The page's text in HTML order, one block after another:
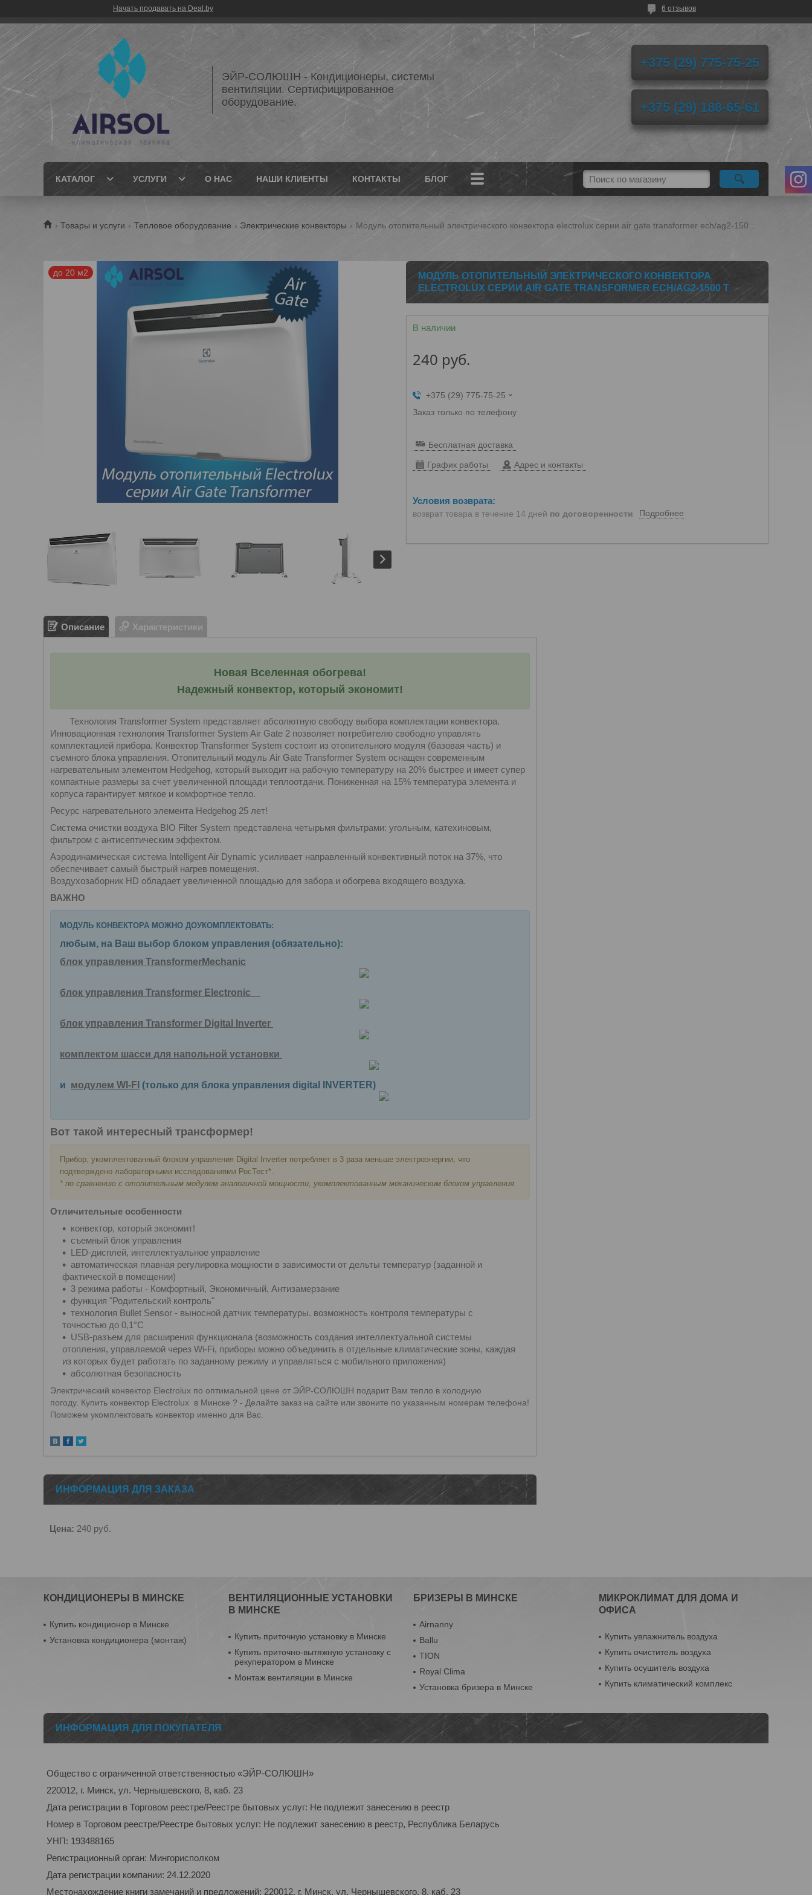
Начать продавать на Deal.by 6 отзывов
ЭЙР-СОЛЮШН - Кондиционеры, системы
вентиляции. Сертифицированное
оборудование.
+375 (29) 775-75-25
+375 (29) 188-65-61
КАТАЛОГ УСЛУГИ О НАС НАШИ КЛИЕНТЫ КОНТАКТЫ БЛОГ
Товары и услуги Тепловое оборудование Электрические конвекторы
до 20 м2
МОДУЛЬ ОТОПИТЕЛЬНЫЙ ЭЛЕКТРИЧЕСКОГО КОНВЕКТОРА
ELECTROLUX СЕРИИ AIR GATE TRANSFORMER ECH/AG2-1500 T
В наличии
240 руб.
+375 (29) 775-75-25
Заказ только по телефону
Бесплатная доставка
График работы Адрес и контакты
возврат товара в течение 14 дней по договоренности Подробнее
Описание Характеристики
Новая Вселенная обогрева!
Надежный конвектор, который экономит!
Технология Transformer System представляет абсолютную свободу выбора комплектации конвектора.
Инновационная технология Transformer System Air Gate 2 позволяет потребителю свободно управлять
комплектацией прибора. Конвектор Transformer System состоит из отопительного модуля (базовая часть) и
съемного блока управления. Отопительный модуль Air Gate Transformer System оснащен современным
нагревательным элементом Hedgehog, который выходит на рабочую температуру на 20% быстрее и имеет супер
компактные размеры за счет увеличенной площади теплоотдачи. Пониженная на 15% температура элемента и
корпуса гарантирует мягкое и комфортное тепло.
Ресурс нагревательного элемента Hedgehog 25 лет!
Система очистки воздуха BIO Filter System представлена четырьмя фильтрами: угольным, катехиновым,
фильтром с антисептическим эффектом.
Аэродинамическая система Intelligent Air Dynamic усиливает направленный конвективный поток на 37%, что
обеспечивает самый быстрый нагрев помещения.
Воздухозаборник HD обладает увеличенной площадью для забора и обогрева входящего воздуха.
ВАЖНО
МОДУЛЬ КОНВЕКТОРА МОЖНО ДОУКОМПЛЕКТОВАТЬ:
любым, на Ваш выбор блоком управления (обязательно):
блок управления TransformerMechanic
блок управления Transformer Electronic
блок управления Transformer Digital Inverter
комплектом шасси для напольной установки
и модулем WI-FI (только для блока управления digital INVERTER)
Вот такой интересный трансформер!
Прибор, укомплектованный блоком управления Digital Inverter потребляет в 3 раза меньше электроэнергии, что
подтверждено лабораторными исследованиями РосТест*.
* по сравнению с отопительным модулем аналогичной мощности, укомплектованным механическим блоком управления.
Отличительные особенности
конвектор, который экономит!
съемный блок управления
LED-дисплей, интеллектуальное управление
автоматическая плавная регулировка мощности в зависимости от дельты температур (заданной и
фактической в помещении)
3 режима работы - Комфортный, Экономичный, Антизамерзание
функция "Родительский контроль"
технология Bullet Sensor - выносной датчик температуры. возможность контроля температуры с
точностью до 0,1°С
USB-разъем для расширения функционала (возможность cоздания интеллектуальной системы
отопления, управляемой через Wi-Fi, приборы можно объединить в отдельные климатические зоны, каждая
из которых будет работать по заданному режиму и управляться с мобильного приложения)
абсолютная безопасность
Электрический конвектор Electrolux по оптимальной цене от ЭЙР-СОЛЮШН подарит Вам тепло в холодную
погоду. Купить конвектор Electrolux в Минске ? - Делайте заказ на сайте или звоните по указанным номерам телефона!
Поможем укомплектовать конвектор именно для Вас.
ИНФОРМАЦИЯ ДЛЯ ЗАКАЗА
Цена: 240 руб.
КОНДИЦИОНЕРЫ В МИНСКЕ
Купить кондиционер в Минске
Установка кондиционера (монтаж)
ВЕНТИЛЯЦИОННЫЕ УСТАНОВКИ
В МИНСКЕ
Купить приточную установку в Минске
Купить приточно-вытяжную установку с
рекуператором в Минске
Монтаж вентиляции в Минске
БРИЗЕРЫ В МИНСКЕ
Airnanny
Ballu
TION
Royal Clima
Установка бризера в Минске
МИКРОКЛИМАТ ДЛЯ ДОМА И
ОФИСА
Купить увлажнитель воздуха
Купить очиститель воздуха
Купить осушитель воздуха
Купить климатический комплекс
ИНФОРМАЦИЯ ДЛЯ ПОКУПАТЕЛЯ
Общество с ограниченной ответственностью «ЭЙР-СОЛЮШН»
220012, г. Минск, ул. Чернышевского, 8, каб. 23
Дата регистрации в Торговом реестре/Реестре бытовых услуг: Не подлежит занесению в реестр
Номер в Торговом реестре/Реестре бытовых услуг: Не подлежит занесению в реестр, Республика Беларусь
УНП: 193488165
Регистрационный орган: Мингорисполком
Дата регистрации компании: 24.12.2020
Местонахождение книги замечаний и предложений: 220012, г. Минск, ул. Чернышевского, 8, каб. 23